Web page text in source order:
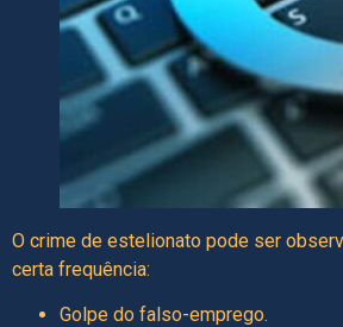
O crime de estelionato pode ser
certa frequência:
Golpe do falso-emprego.